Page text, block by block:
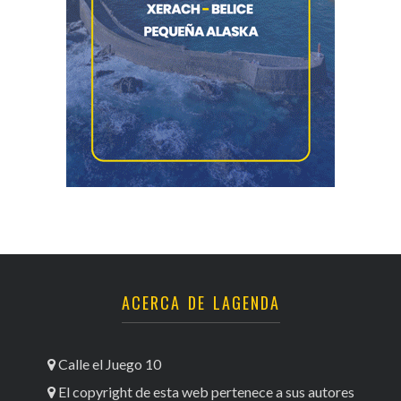
ACERCA DE LAGENDA
Calle el Juego 10
El copyright de esta web pertenece a sus autores